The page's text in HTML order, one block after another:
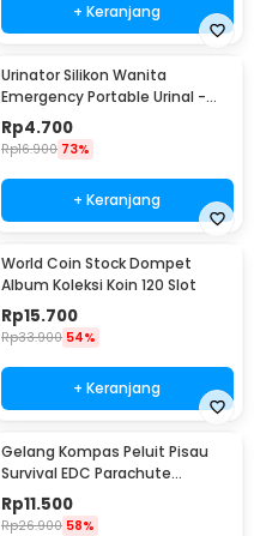
+ Keranjang
Urinator Silikon Wanita
Emergency Portable Urinal -
XBQ
Rp4.700
Rp16.900 73%
+ Keranjang
World Coin Stock Dompet
Album Koleksi Koin 120 Slot
Rp15.700
Rp33.900 54%
+ Keranjang
Gelang Kompas Peluit Pisau
Survival EDC Parachute
Bracelet - B002-6
Rp11.500
Rp26.900 58%